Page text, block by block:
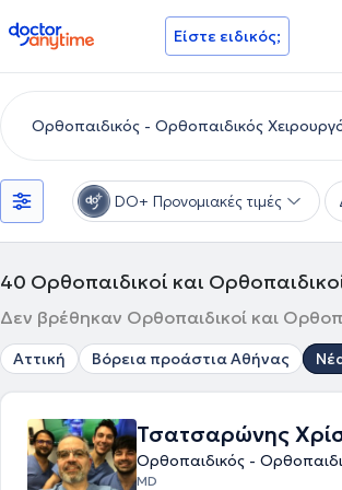
doctoranytime Είστε ειδικός;
DO+ Προνομιακές τιμές
40 Ορθοπαιδικοί και
Δεν βρέθηκαν Ορθοπαιδικοί και
Αττική Βόρεια προάστια Αθήνας
Τσατσαρώνης
Ορθοπαιδικός -
MD